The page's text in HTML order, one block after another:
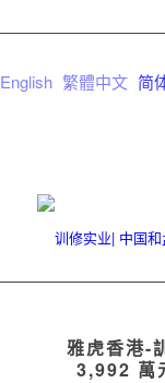
English 繁體中文 简
雅虎香港-
3,992 萬